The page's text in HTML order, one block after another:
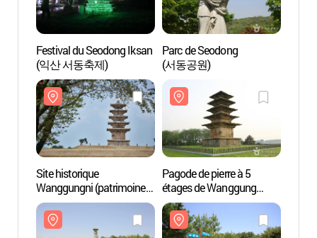
Festival du Seodong Iksan
(익산 서동축제)
Parc de Seodong
(서동공원)
Site historique
Wanggungni (patrimoine
de l'Unesco) - (익산
왕궁리유적 [유네스코
세계문화유산])
Pagode de pierre à 5
étages de Wanggung
(익산 왕궁리 오층석탑)